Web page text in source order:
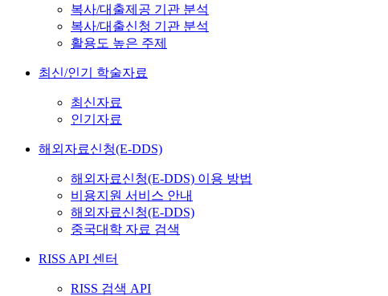
복사/대출제공 기관 분석
복사/대출신청 기관 분석
활용도 높은 주제
최신/인기 학술자료
최신자료
인기자료
해외자료신청(E-DDS)
해외자료신청(E-DDS) 이용 방법
비용지원 서비스 안내
해외자료신청(E-DDS)
중국대학 자료 검색
RISS API 센터
RISS 검색 API